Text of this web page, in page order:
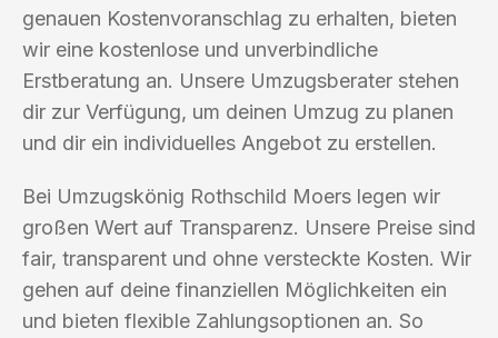
genauen Kostenvoranschlag zu erhalten, bieten
wir eine kostenlose und unverbindliche
Erstberatung an. Unsere Umzugsberater stehen
dir zur Verfügung, um deinen Umzug zu planen
und dir ein individuelles Angebot zu erstellen.
Bei Umzugskönig Rothschild Moers legen wir
großen Wert auf Transparenz. Unsere Preise sind
fair, transparent und ohne versteckte Kosten. Wir
gehen auf deine finanziellen Möglichkeiten ein
und bieten flexible Zahlungsoptionen an. So